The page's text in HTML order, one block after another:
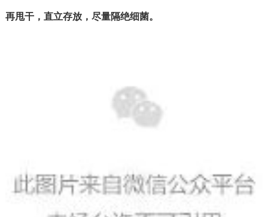
再甩干，直立存放，尽量隔绝细菌。